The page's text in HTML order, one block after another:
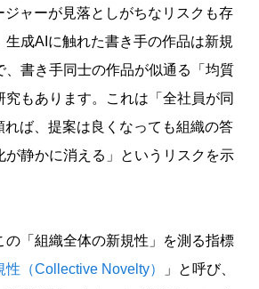
ジャーが見落としがちなリスクも存
生成AIに触れた書き手の作品は新規
、書き手同士の作品が似通る「均質
もあります。これは「全社員が同
れば、提案は良くなっても組織の答
が静かに消える」というリスクを示
の「組織全体の新規性」を測る指標
性（Collective Novelty）
」と呼び、